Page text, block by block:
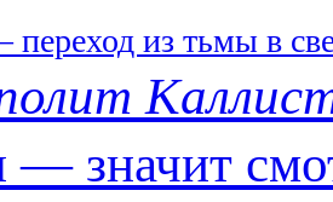
из тьмы в
— значит